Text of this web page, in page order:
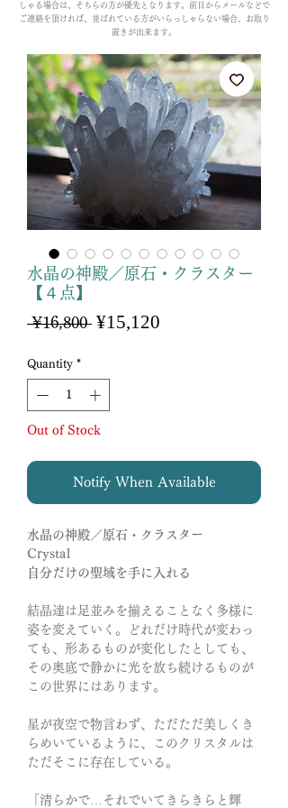
しゃる場合は、そちらの方が優先となります。前日からメールなどで
ご連絡を頂ければ、並ばれている方がいらっしゃらない場合、お取り
置きが出来ます。
水晶の神殿／原石・クラスター
【４点】
¥16,800 Regular
¥15,120
Quantity *
Out of Stock
Notify When Available
水晶の神殿／原石・クラスター
Crystal
自分だけの聖域を手に入れる
結晶達は足並みを揃えることなく多様に
姿を変えていく。どれだけ時代が変わっ
ても、形あるものが変化したとしても、
その奥底で静かに光を放ち続けるものが
この世界にはあります。
星が夜空で物言わず、ただただ美しくき
らめいているように、このクリスタルは
ただそこに存在している。
「清らかで…それでいてきらきらと輝